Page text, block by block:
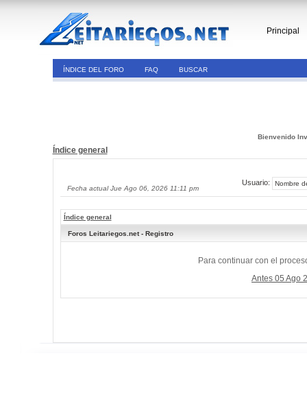
Principal
ÍNDICE DEL FORO FAQ BUSCAR
Bienvenido
Índice general
Fecha actual Jue Ago 06, 2026 11:11 pm
Usuario:
Índice general
Foros Leitariegos.net - Registro
Para continuar con el
Antes 05 Ago